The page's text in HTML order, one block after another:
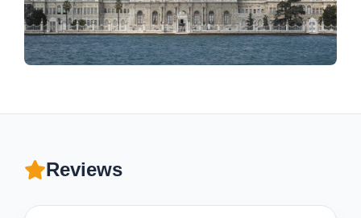
Reviews